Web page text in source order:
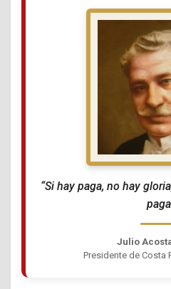
“Si hay paga, no hay
Julio
Presidente de Costa